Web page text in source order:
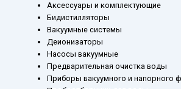
Аксессуары и комплектующие
Бидистилляторы
Вакуумные системы
Деионизаторы
Насосы вакуумные
Предварительная очистка воды
Приборы вакуумного и напорного